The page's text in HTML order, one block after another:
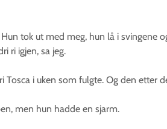
tok ut med meg, hun lå i svingene
ri igjen, sa jeg.
Tosca i uken som fulgte. Og den etter
men hun hadde en sjarm.